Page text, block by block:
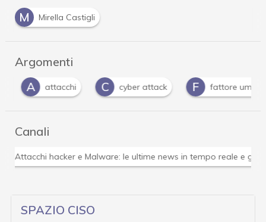
M
Mirella Castigli
Argomenti
A
attacchi C cyber attack F fattore umano
Canali
Attacchi hacker e Malware: le ultime news in tempo
SPAZIO CISO